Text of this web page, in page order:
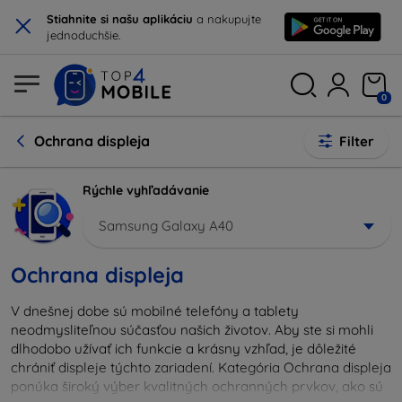
× Stiahnite si našu aplikáciu a nakupujte
jednoduchšie.
0
Ochrana displeja Filter
Rýchle vyhľadávanie
Samsung Galaxy A40
Ochrana displeja
V dnešnej dobe sú mobilné telefóny a tablety
neodmysliteľnou súčasťou našich životov. Aby ste si mohli
dlhodobo užívať ich funkcie a krásny vzhľad, je dôležité
chrániť displeje týchto zariadení. Kategória Ochrana displeja
ponúka široký výber kvalitných ochranných prvkov, ako sú